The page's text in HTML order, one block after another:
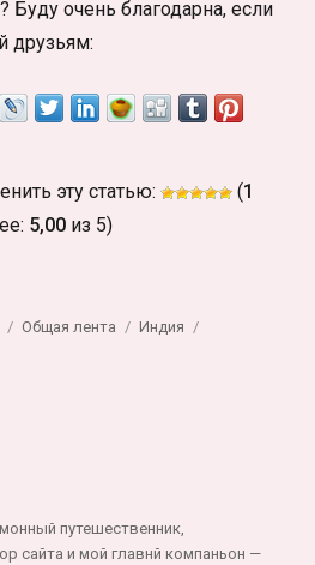
Буду очень благодарна, если
друзьям:
эту статью: (1
5,00 из 5)
Рубрики
Общая лента Метки
Индия
путешественник,
сайта и мой главнй компаньон —